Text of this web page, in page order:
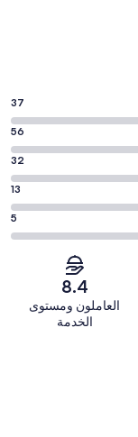
37
56
32
13
5
8.4
العاملون ومستوى
الخدمة